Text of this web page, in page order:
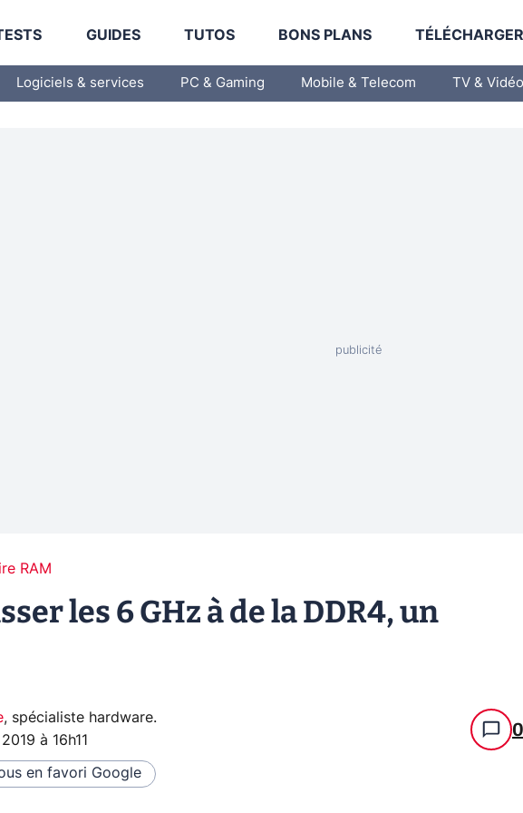
GUIDES TUTOS BONS PLANS
Logiciels & services PC & Gaming Mobile & Telecom TV & Vidéo
RAM
les 6 GHz à de la DDR4, un
, spécialiste hardware.
à 16h11 0
en favori Google